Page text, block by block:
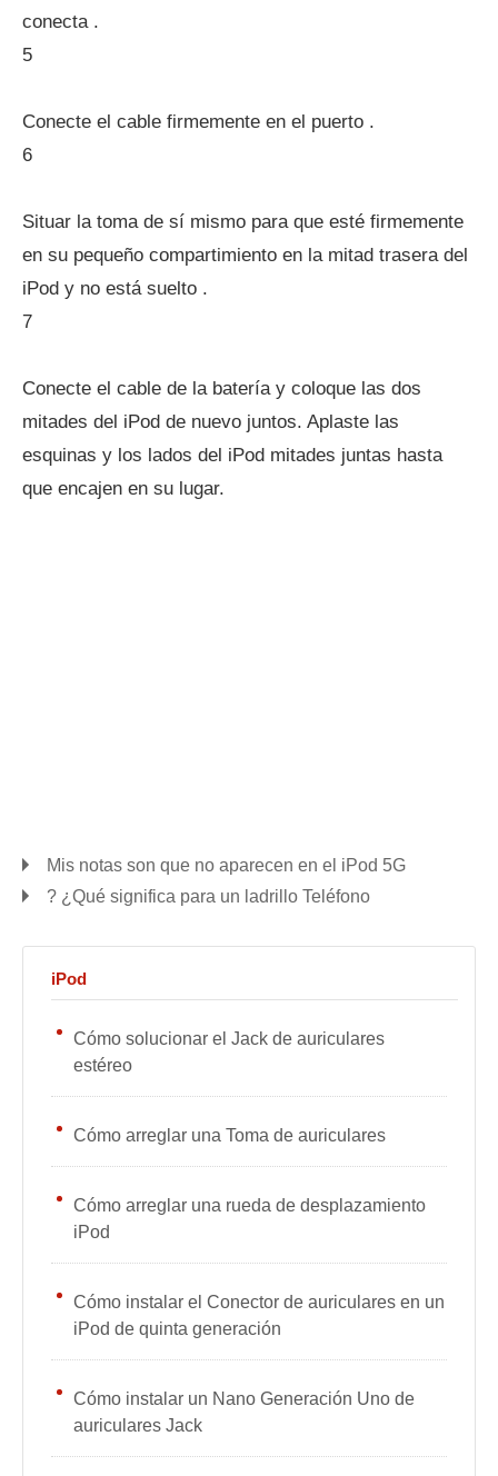
conecta .
5
Conecte el cable firmemente en el puerto .
6
Situar la toma de sí mismo para que esté firmemente
en su pequeño compartimiento en la mitad trasera del
iPod y no está suelto .
7
Conecte el cable de la batería y coloque las dos
mitades del iPod de nuevo juntos. Aplaste las
esquinas y los lados del iPod mitades juntas hasta
que encajen en su lugar.
Mis notas son que no aparecen en el iPod 5G
? ¿Qué significa para un ladrillo Teléfono
iPod
Cómo solucionar el Jack de auriculares
estéreo
Cómo arreglar una Toma de auriculares
Cómo arreglar una rueda de desplazamiento
iPod
Cómo instalar el Conector de auriculares en un
iPod de quinta generación
Cómo instalar un Nano Generación Uno de
auriculares Jack